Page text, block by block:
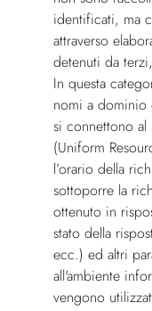
identificati, ma
attraverso
detenuti da
In questa
nomi a dominio
si connettono
(Uniform
l’orario della
sottoporre la
ottenuto in
stato della
ecc.) ed altri
all'ambiente
vengono